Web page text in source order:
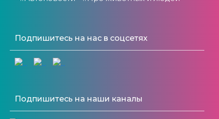
Подпишитесь на нас в соцсетях
Подпишитесь на наши каналы